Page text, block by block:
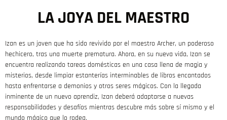
LA JOYA DEL MAESTRO
Izan es un joven que ha sido revivido por el maestro Archer, un poderoso
hechicero, tras una muerte prematura. Ahora, en su nueva vida, Izan se
encuentra realizando tareas domésticas en una casa llena de magia y
misterios, desde limpiar estanterías interminables de libros encantados
hasta enfrentarse a demonios y otros seres mágicos. Con la llegada
inminente de un nuevo aprendiz, Izan deberá adaptarse a nuevas
responsabilidades y desafíos mientras descubre más sobre sí mismo y el
mundo mágico que lo rodea.